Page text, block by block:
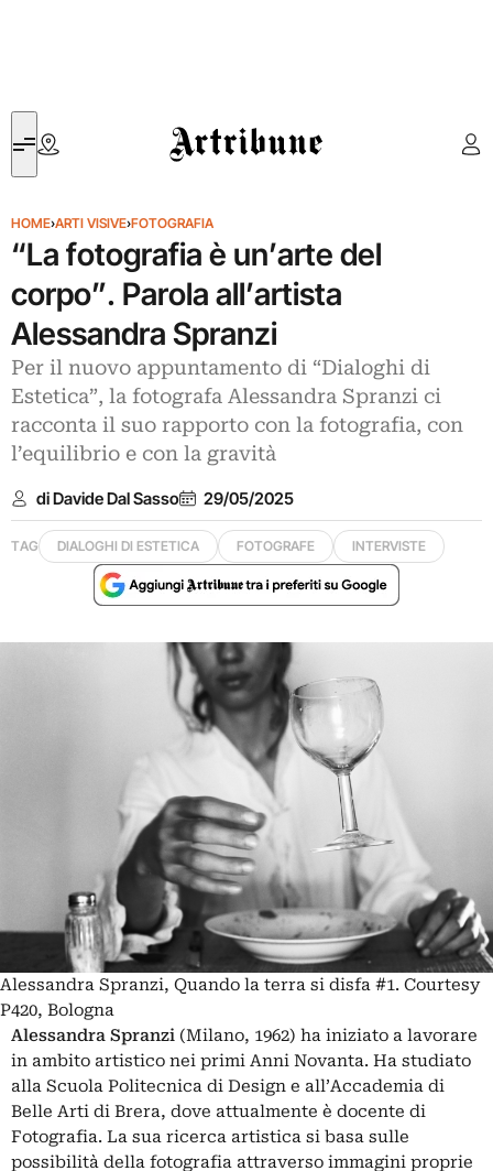
Artribune
HOME›ARTI VISIVE›FOTOGRAFIA
“La fotografia è un’arte del
corpo”. Parola all’artista
Alessandra Spranzi
Per il nuovo appuntamento di “Dialoghi di
Estetica”, la fotografa Alessandra Spranzi ci
racconta il suo rapporto con la fotografia, con
l’equilibrio e con la gravità
di Davide Dal Sasso 29/05/2025
TAG DIALOGHI DI ESTETICA FOTOGRAFE INTERVISTE
Alessandra Spranzi, Quando la terra si disfa #1. Courtesy
P420, Bologna
Alessandra Spranzi (Milano, 1962) ha iniziato a lavorare
in ambito artistico nei primi Anni Novanta. Ha studiato
alla Scuola Politecnica di Design e all’Accademia di
Belle Arti di Brera, dove attualmente è docente di
Fotografia. La sua ricerca artistica si basa sulle
possibilità della fotografia attraverso immagini proprie